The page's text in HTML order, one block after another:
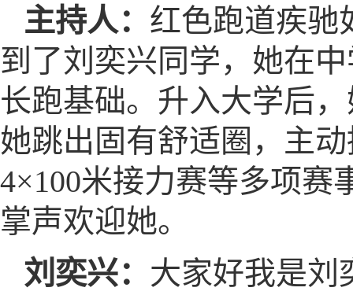
主持人： 红色跑道疾驰
到了刘奕兴同学，她在
长跑基础。升入大学后
她跳出固有舒适圈，主
4×100米接力赛等多项赛
掌声欢迎她。
刘奕兴： 大家好我是刘